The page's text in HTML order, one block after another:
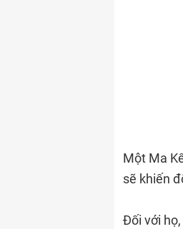
Một Ma
sẽ khiến
Đối với